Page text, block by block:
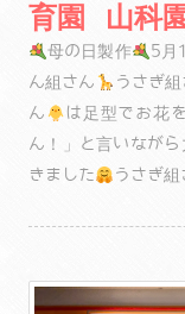
育園 山科
母の日製作 5月
ん組さん
うさぎ組
ん
は足型でお花
ん！」と言いなが
きました
うさぎ組